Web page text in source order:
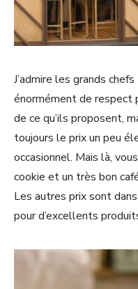
J’admire les grands
énormément de respect
de ce qu’ils proposent,
toujours le prix un peu
occasionnel. Mais là,
cookie et un très bon
Les autres prix sont
pour d’excellents